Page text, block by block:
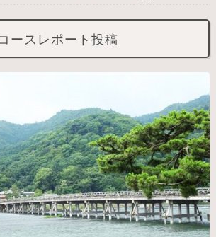
ースレポート投稿